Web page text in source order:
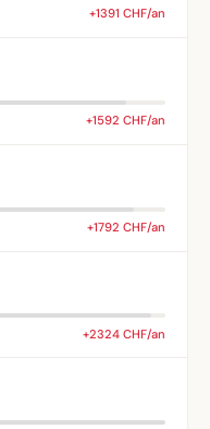
+1391 CHF/an
+1592 CHF/an
+1792 CHF/an
+2324 CHF/an